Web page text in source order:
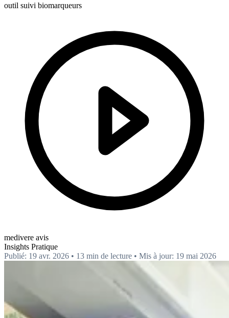
outil suivi biomarqueurs
medivere avis
Insights Pratique
Publié: 19 avr. 2026 • 13 min de lecture • Mis à jour: 19 mai 2026